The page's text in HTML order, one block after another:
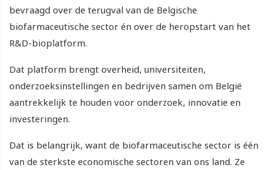
bevraagd over de terugval van de Belgische
biofarmaceutische sector én over de heropstart van het
R&D-bioplatform.
Dat platform brengt overheid, universiteiten,
onderzoeksinstellingen en bedrijven samen om België
aantrekkelijk te houden voor onderzoek, innovatie en
investeringen.
Dat is belangrijk, want de biofarmaceutische sector is één
van de sterkste economische sectoren van ons land. Ze